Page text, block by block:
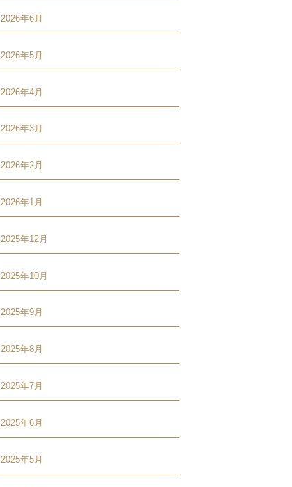
2026年6月
2026年5月
2026年4月
2026年3月
2026年2月
2026年1月
2025年12月
2025年10月
2025年9月
2025年8月
2025年7月
2025年6月
2025年5月